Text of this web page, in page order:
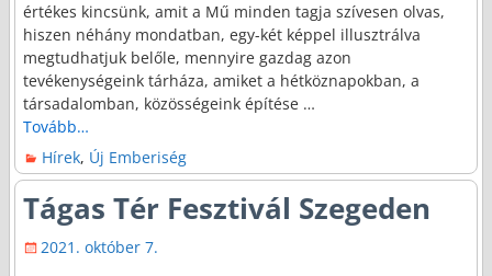
értékes kincsünk, amit a Mű minden tagja szívesen olvas,
hiszen néhány mondatban, egy-két képpel illusztrálva
megtudhatjuk belőle, mennyire gazdag azon
tevékenységeink tárháza, amiket a hétköznapokban, a
társadalomban, közösségeink építése …
Tovább…
Hírek, Új Emberiség
Tágas Tér Fesztivál Szegeden
2021. október 7.